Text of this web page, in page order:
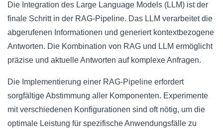
Die Integration des Large Language Models (LLM) ist der
finale Schritt in der RAG-Pipeline. Das LLM verarbeitet die
abgerufenen Informationen und generiert kontextbezogene
Antworten. Die Kombination von RAG und LLM ermöglicht
präzise und aktuelle Antworten auf komplexe Anfragen.
Die Implementierung einer RAG-Pipeline erfordert
sorgfältige Abstimmung aller Komponenten. Experimente
mit verschiedenen Konfigurationen sind oft nötig, um die
optimale Leistung für spezifische Anwendungsfälle zu